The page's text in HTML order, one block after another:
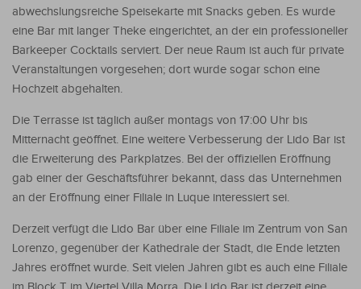
abwechslungsreiche Speisekarte mit Snacks geben. Es wurde
eine Bar mit langer Theke eingerichtet, an der ein professioneller
Barkeeper Cocktails serviert. Der neue Raum ist auch für private
Veranstaltungen vorgesehen; dort wurde sogar schon eine
Hochzeit abgehalten.
Die Terrasse ist täglich außer montags von 17:00 Uhr bis
Mitternacht geöffnet. Eine weitere Verbesserung der Lido Bar ist
die Erweiterung des Parkplatzes. Bei der offiziellen Eröffnung
gab einer der Geschäftsführer bekannt, dass das Unternehmen
an der Eröffnung einer Filiale in Luque interessiert sei.
Derzeit verfügt die Lido Bar über eine Filiale im Zentrum von San
Lorenzo, gegenüber der Kathedrale der Stadt, die Ende letzten
Jahres eröffnet wurde. Seit vielen Jahren gibt es auch eine Filiale